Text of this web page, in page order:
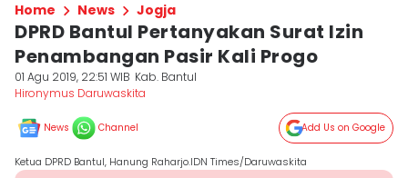
Home News Jogja
DPRD Bantul Pertanyakan Surat Izin
Penambangan Pasir Kali Progo
01 Agu 2019, 22:51 WIB Kab. Bantul
Hironymus Daruwaskita
News Channel Add Us on Google
Ketua DPRD Bantul, Hanung Raharjo.IDN Times/Daruwaskita